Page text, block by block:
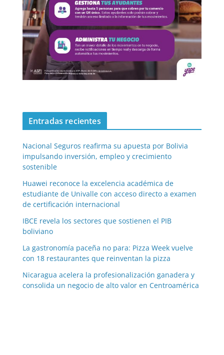
Entradas recientes
Nacional Seguros reafirma su apuesta por Bolivia
impulsando inversión, empleo y crecimiento
sostenible
Huawei reconoce la excelencia académica de
estudiante de Univalle con acceso directo a examen
de certificación internacional
IBCE revela los sectores que sostienen el PIB
boliviano
La gastronomía paceña no para: Pizza Week vuelve
con 18 restaurantes que reinventan la pizza
Nicaragua acelera la profesionalización ganadera y
consolida un negocio de alto valor en Centroamérica